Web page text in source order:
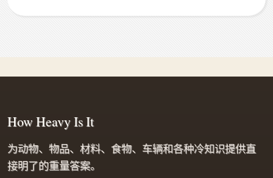
How Heavy Is It
为动物、物品、材料、食物、车辆和各种冷知识提供直
接明了的重量答案。